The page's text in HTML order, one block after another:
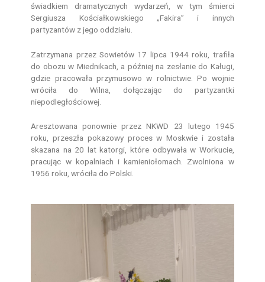
świadkiem dramatycznych wydarzeń, w tym śmierci
Sergiusza Kościałkowskiego „Fakira” i innych
partyzantów z jego oddziału.
Zatrzymana przez Sowietów 17 lipca 1944 roku, trafiła
do obozu w Miednikach, a później na zesłanie do Kaługi,
gdzie pracowała przymusowo w rolnictwie. Po wojnie
wróciła do Wilna, dołączając do partyzantki
niepodległościowej.
Aresztowana ponownie przez NKWD 23 lutego 1945
roku, przeszła pokazowy proces w Moskwie i została
skazana na 20 lat katorgi, które odbywała w Workucie,
pracując w kopalniach i kamieniołomach. Zwolniona w
1956 roku, wróciła do Polski.